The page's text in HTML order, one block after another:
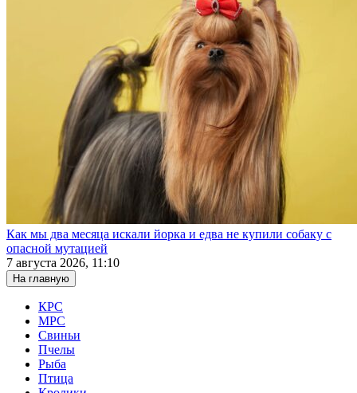
Как мы два месяца искали йорка и едва не купили собаку с
опасной мутацией
7 августа 2026, 11:10
На главную
КРС
МРС
Свиньи
Пчелы
Рыба
Птица